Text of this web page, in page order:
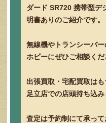
ダード SR720 携帯型デ
明書ありのご紹介です。
無線機やトランシーバ
ホビーにぜひご相談くだ
出張買取・宅配買取は
足立店での店頭持ち込み
査定は予約制にて承っ